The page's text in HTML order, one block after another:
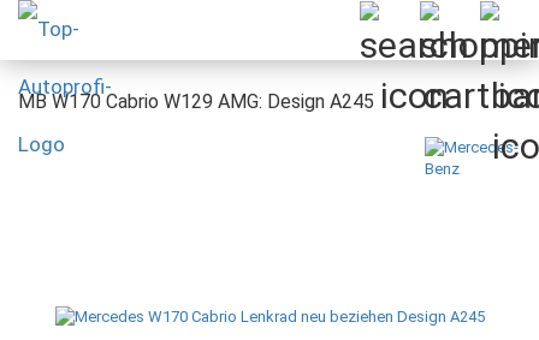
MB W170 Cabrio W129 AMG: Design A245